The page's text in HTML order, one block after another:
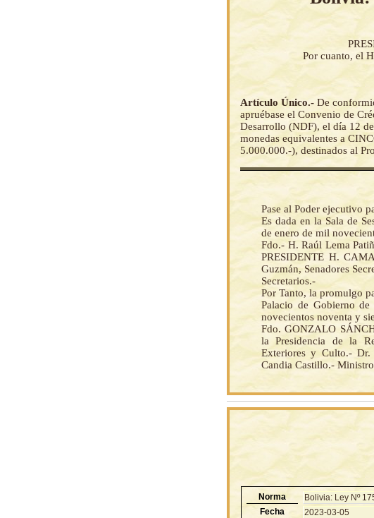
Por cuanto, el
Artículo Único.- De
apruébase el Convenio de
Desarrollo (NDF), el día 12
monedas equivalentes a
5.000.000.-), destinados al
Pase al Poder ejecutivo
Es dada en la Sala de
de enero de mil
Fdo.- H. Raúl Lema
PRESIDENTE H.
Guzmán, Senadores
Secretarios.-
Por Tanto, la promulgo
Palacio de Gobierno
novecientos noventa y
Fdo. GONZALO
la Presidencia de la
Exteriores y Culto.- Dr.
Candia Castillo.-
Norma
Bolivia: Ley Nº
Fecha
2023-03-05